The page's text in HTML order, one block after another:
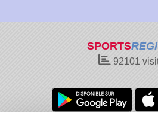
SPORTS
92101